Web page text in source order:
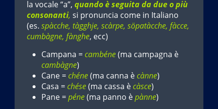
la vocale “a”, quando è seguita da due o più
consonanti, si pronuncia come in Italiano
(es. spàcche, tàgghje, scàrpe, söpatàcche, fàcce,
cumbàgne, fànghe, ecc)
Campana =cambéne(ma campagna è
cambàgne)
Cane =chéne(ma canna ècànne)
Casa =chése(ma cassa ècàsce)
Pane =péne(ma panno èpànne)